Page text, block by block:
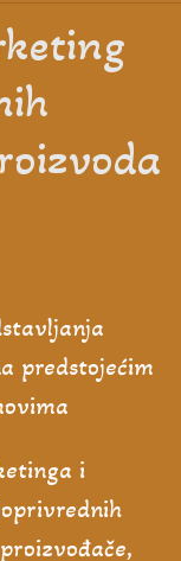
predstojećim
i